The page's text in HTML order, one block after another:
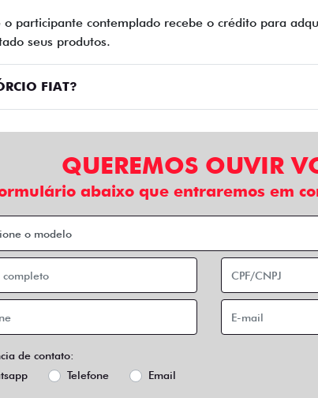
participante contemplado recebe o crédito para
seus produtos.
FIAT?
QUEREMOS OUVIR
abaixo que entraremos em
de contato:
Telefone Email